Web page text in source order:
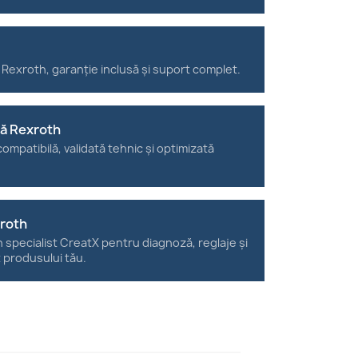
garanție inclusă și suport complet.
Rexroth
validată tehnic și optimizată
specialist CreatX pentru diagnoză, reglaje și
tău.